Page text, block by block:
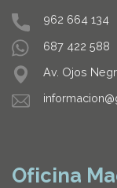
Oficina
962 664 134
687 422 588
Av. Ojos